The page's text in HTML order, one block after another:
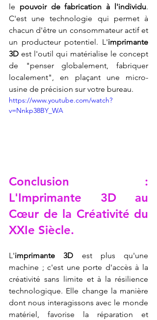
le pouvoir de fabrication à l'individu.
C'est une technologie qui permet à
chacun d'être un consommateur actif et
un producteur potentiel. L'imprimante
3D est l'outil qui matérialise le concept
de "penser globalement, fabriquer
localement", en plaçant une micro-
usine de précision sur votre bureau.
https://www.youtube.com/watch?
v=Nnkp38BY_WA
Conclusion :
L'Imprimante 3D au
Cœur de la Créativité du
XXIe Siècle.
L'imprimante 3D est plus qu'une
machine ; c'est une porte d'accès à la
créativité sans limite et à la résilience
technologique. Elle change la manière
dont nous interagissons avec le monde
matériel, favorise la réparation et